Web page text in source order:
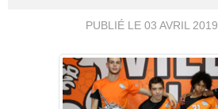
PUBLIÉ LE 03 AVRIL 2019